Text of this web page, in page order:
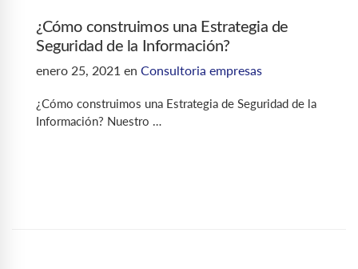
¿Cómo construimos una Estrategia de
Seguridad de la Información?
enero 25, 2021 en Consultoria empresas
¿Cómo construimos una Estrategia de Seguridad de la
Información? Nuestro …